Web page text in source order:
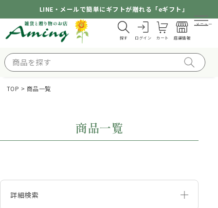
LINE・メールで簡単にギフトが贈れる「eギフト」
探す ログイン カート 店舗情報
メニュー
TOP 商品一覧
商品一覧
詳細検索